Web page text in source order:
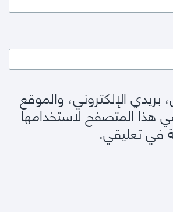
الإلكتروني، والموقع
هذا المتصفح لاستخدامها
في تعليقي.